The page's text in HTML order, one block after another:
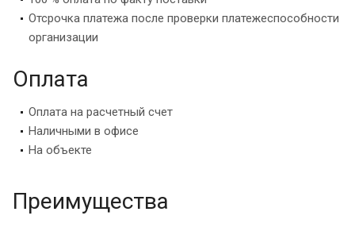
Отсрочка платежа после проверки платежеспособности
организации
Оплата
Оплата на расчетный счет
Наличными в офисе
На объекте
Преимущества